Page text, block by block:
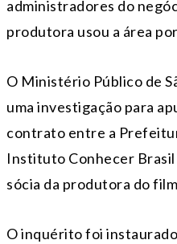
administradores do
produtora usou a área
O Ministério Público de
uma investigação para
contrato entre a
Instituto Conhecer
sócia da produtora do
O inquérito foi